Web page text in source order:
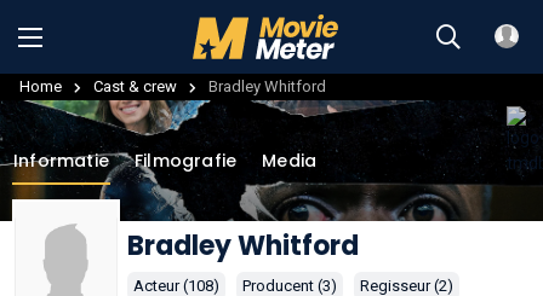
Home Cast & crew Bradley Whitford
Informatie Filmografie Media
Bradley Whitford
Acteur (108) Producent (3)
Regisseur (2)